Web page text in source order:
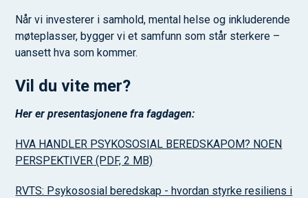
Når vi investerer i samhold, mental helse og inkluderende
møteplasser, bygger vi et samfunn som står sterkere –
uansett hva som kommer.
Vil du vite mer?
Her er presentasjonene fra fagdagen:
HVA HANDLER PSYKOSOSIAL BEREDSKAPOM? NOEN
PERSPEKTIVER (PDF, 2 MB)
RVTS: Psykososial beredskap - hvordan styrke resiliens i